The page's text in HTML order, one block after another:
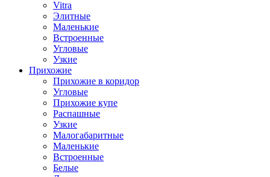
Vitra
Элитные
Маленькие
Встроенные
Угловые
Узкие
Прихожие
Прихожие в коридор
Угловые
Прихожие купе
Распашные
Узкие
Малогабаритные
Маленькие
Встроенные
Белые